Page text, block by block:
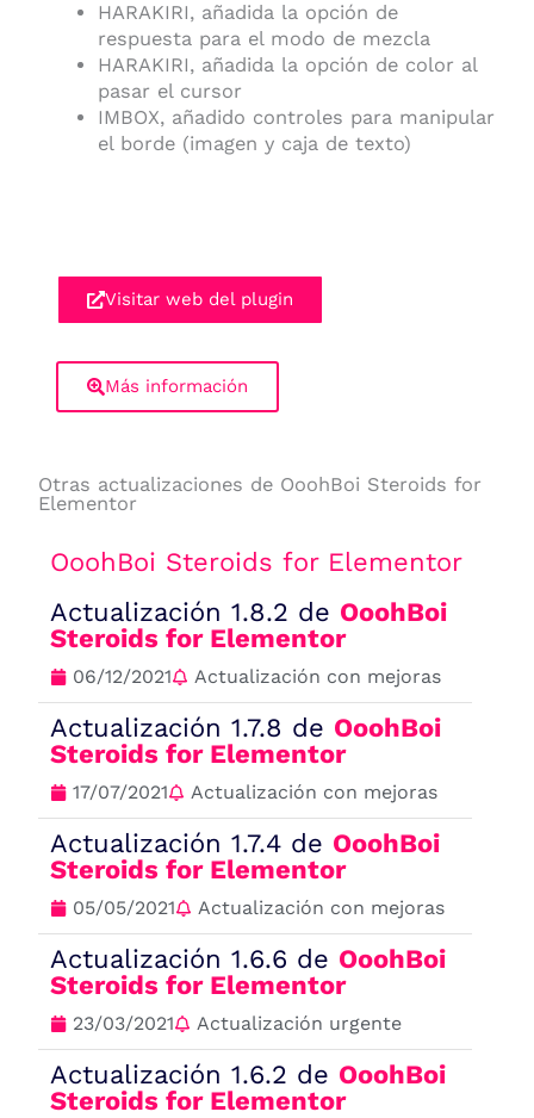
HARAKIRI, añadida la opción de
respuesta para el modo de mezcla
HARAKIRI, añadida la opción de color al
pasar el cursor
IMBOX, añadido controles para manipular
el borde (imagen y caja de texto)
Visitar web del plugin
Más información
Otras actualizaciones de OoohBoi Steroids for
Elementor
OoohBoi Steroids for Elementor
Actualización 1.8.2 de OoohBoi
Steroids for Elementor
06/12/2021 Actualización con mejoras
Actualización 1.7.8 de OoohBoi
Steroids for Elementor
17/07/2021 Actualización con mejoras
Actualización 1.7.4 de OoohBoi
Steroids for Elementor
05/05/2021 Actualización con mejoras
Actualización 1.6.6 de OoohBoi
Steroids for Elementor
23/03/2021 Actualización urgente
Actualización 1.6.2 de OoohBoi
Steroids for Elementor